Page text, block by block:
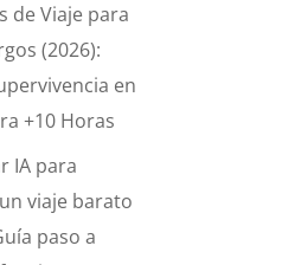
de Viaje para
(2026):
en
+10 Horas
IA para
viaje barato
paso a